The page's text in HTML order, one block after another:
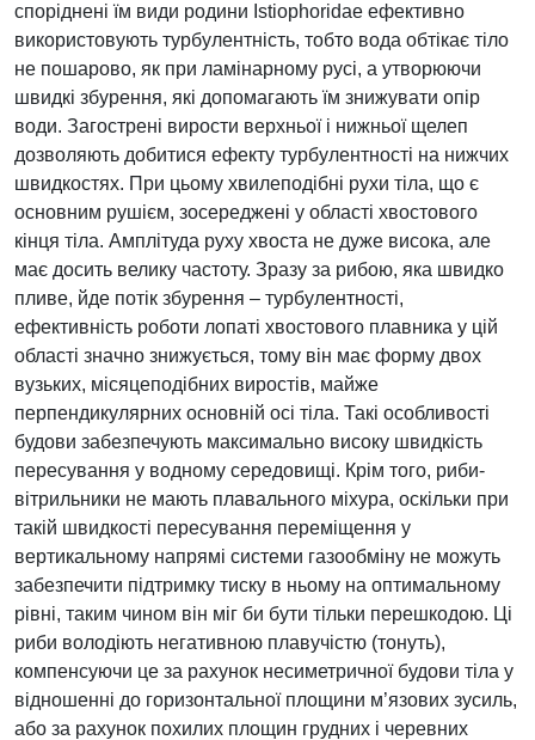
споріднені їм види родини Istiophoridae ефективно
використовують турбулентність, тобто вода обтікає тіло
не пошарово, як при ламінарному русі, а утворюючи
швидкі збурення, які допомагають їм знижувати опір
води. Загострені вирости верхньої і нижньої щелеп
дозволяють добитися ефекту турбулентності на нижчих
швидкостях. При цьому хвилеподібні рухи тіла, що є
основним рушієм, зосереджені у області хвостового
кінця тіла. Амплітуда руху хвоста не дуже висока, але
має досить велику частоту. Зразу за рибою, яка швидко
пливе, йде потік збурення – турбулентності,
ефективність роботи лопаті хвостового плавника у цій
області значно знижується, тому він має форму двох
вузьких, місяцеподібних виростів, майже
перпендикулярних основній осі тіла. Такі особливості
будови забезпечують максимально високу швидкість
пересування у водному середовищі. Крім того, риби-
вітрильники не мають плавального міхура, оскільки при
такій швидкості пересування переміщення у
вертикальному напрямі системи газообміну не можуть
забезпечити підтримку тиску в ньому на оптимальному
рівні, таким чином він міг би бути тільки перешкодою. Ці
риби володіють негативною плавучістю (тонуть),
компенсуючи це за рахунок несиметричної будови тіла у
відношенні до горизонтальної площини м’язових зусиль,
або за рахунок похилих площин грудних і черевних